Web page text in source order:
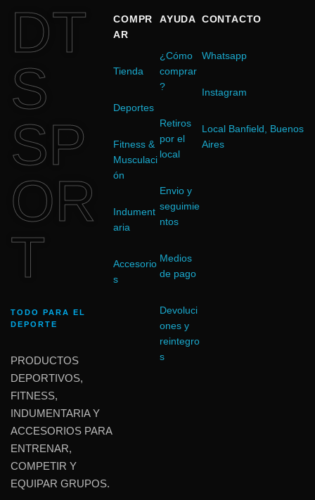
DT
S
SP
OR
T
TODO PARA EL
DEPORTE
PRODUCTOS
DEPORTIVOS,
FITNESS,
INDUMENTARIA Y
ACCESORIOS PARA
ENTRENAR,
COMPETIR Y
EQUIPAR GRUPOS.
COMPR
AR
Tienda
Deportes
Fitness &
Musculaci
ón
Indument
aria
Accesorio
s
AYUDA
¿Cómo
comprar
?
Retiros
por el
local
Envio y
seguimie
ntos
Medios
de pago
Devoluci
ones y
reintegro
s
CONTACTO
Whatsapp
Instagram
Local Banfield, Buenos
Aires